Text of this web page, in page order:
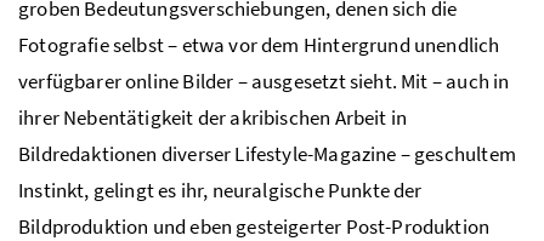
groben Bedeutungsverschiebungen, denen sich die
Fotografie selbst – etwa vor dem Hintergrund unendlich
verfügbarer online Bilder – ausgesetzt sieht. Mit – auch in
ihrer Nebentätigkeit der akribischen Arbeit in
Bildredaktionen diverser Lifestyle-Magazine – geschultem
Instinkt, gelingt es ihr, neuralgische Punkte der
Bildproduktion und eben gesteigerter Post-Produktion